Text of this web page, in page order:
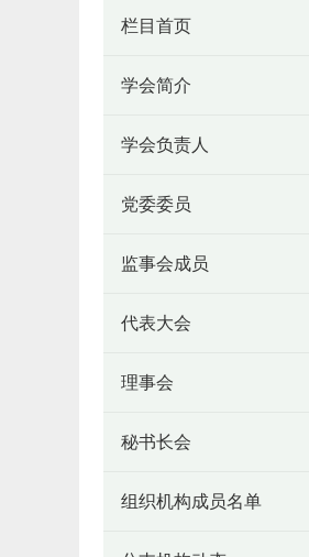
栏目首页
学会简介
学会负责人
党委委员
监事会成员
代表大会
理事会
秘书长会
组织机构成员名单